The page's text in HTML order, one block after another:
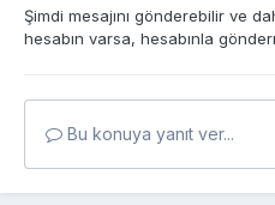
Şimdi mesajını gönderebilir ve
hesabın varsa, hesabınla
Bu konuya yanıt ver...